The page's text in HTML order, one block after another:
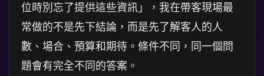
位時別忘了提供這些資訊」，我在帶客現場最
常做的不是先下結論，而是先了解客人的人
數、場合、預算和期待。條件不同，同一個問
題會有完全不同的答案。